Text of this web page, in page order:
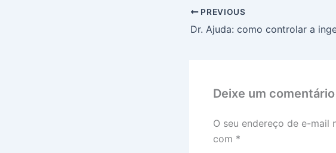
PREVIOUS
Deixe um comentário
O seu endereço de e-mail
com *